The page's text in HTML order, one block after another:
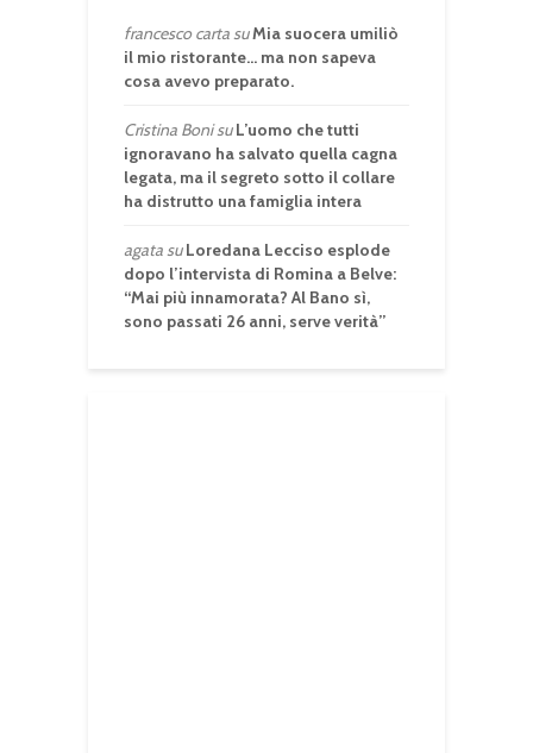
francesco cartasuMia suocera umiliò
il mio ristorante… ma non sapeva
cosa avevo preparato.
Cristina BonisuL’uomo che tutti
ignoravano ha salvato quella cagna
legata, ma il segreto sotto il collare
ha distrutto una famiglia intera
agatasuLoredana Lecciso esplode
dopo l’intervista di Romina a Belve:
“Mai più innamorata? Al Bano sì,
sono passati 26 anni, serve verità”